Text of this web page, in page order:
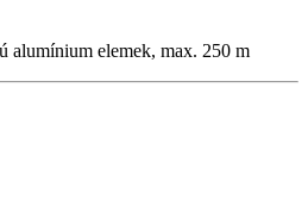
alumínium elemek, max. 250 m